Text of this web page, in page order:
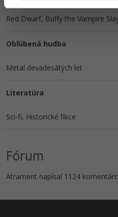
Red Dwarf, Buffy the Vampire
Obľúbená hudba
Metal devadesátých let
Literatúra
Sci-fi, Historické fikce
Fórum
Atrament napísal 1124